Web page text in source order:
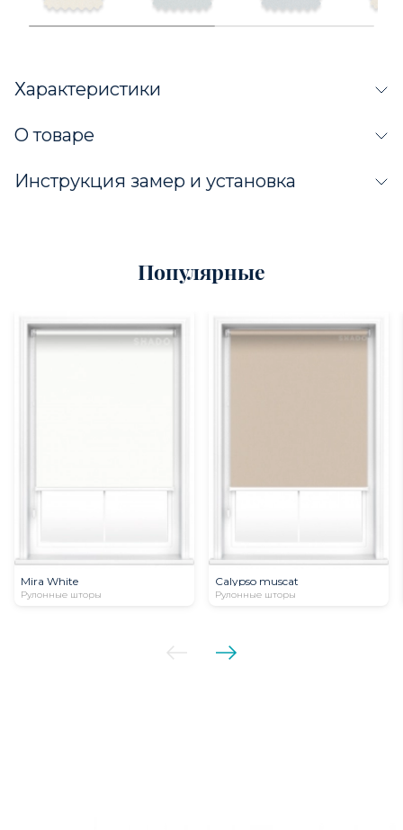
Характеристики
О товаре
Инструкция замер и установка
Популярные
Mira White
Рулонные шторы
Calypso muscat
Рулонные шторы